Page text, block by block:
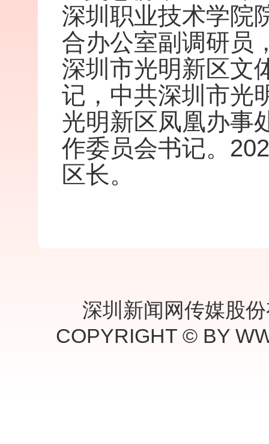
深圳职业技术学院
合办公室副调研员
深圳市光明新区文
记，中共深圳市光
光明新区凤凰办事
作委员会书记。
区长。
深圳新闻网传媒股
COPYRIGHT © BY